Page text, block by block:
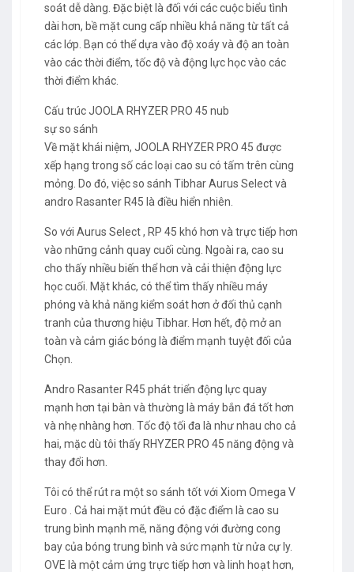
soát dễ dàng. Đặc biệt là đối với các cuộc biểu tình
dài hơn, bề mặt cung cấp nhiều khả năng từ tất cả
các lớp. Bạn có thể dựa vào độ xoáy và độ an toàn
vào các thời điểm, tốc độ và động lực học vào các
thời điểm khác.
Cấu trúc JOOLA RHYZER PRO 45 nub
sự so sánh
Về mặt khái niệm, JOOLA RHYZER PRO 45 được
xếp hạng trong số các loại cao su có tấm trên cùng
mỏng. Do đó, việc so sánh Tibhar Aurus Select và
andro Rasanter R45 là điều hiển nhiên.
So với Aurus Select , RP 45 khó hơn và trực tiếp hơn
vào những cảnh quay cuối cùng. Ngoài ra, cao su
cho thấy nhiều biến thể hơn và cải thiện động lực
học cuối. Mặt khác, có thể tìm thấy nhiều máy
phóng và khả năng kiểm soát hơn ở đối thủ cạnh
tranh của thương hiệu Tibhar. Hơn hết, độ mở an
toàn và cảm giác bóng là điểm mạnh tuyệt đối của
Chọn.
Andro Rasanter R45 phát triển động lực quay
mạnh hơn tại bàn và thường là máy bắn đá tốt hơn
và nhẹ nhàng hơn. Tốc độ tối đa là như nhau cho cả
hai, mặc dù tôi thấy RHYZER PRO 45 năng động và
thay đổi hơn.
Tôi có thể rút ra một so sánh tốt với Xiom Omega V
Euro . Cả hai mặt mút đều có đặc điểm là cao su
trung bình mạnh mẽ, năng động với đường cong
bay của bóng trung bình và sức mạnh từ nửa cự ly.
OVE là một cảm ứng trực tiếp hơn và linh hoạt hơn,